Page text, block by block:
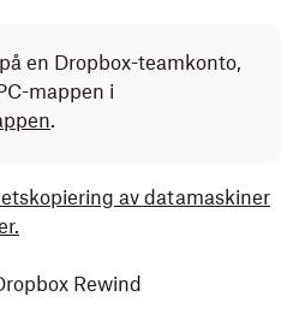
en Dropbox-teamkonto,
mappen i
.
av datamaskiner
Rewind